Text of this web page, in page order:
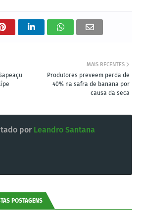
MAIS RECENTES
Produtores preveem perda de
40% na safra de banana por
causa da seca
por Leandro Santana
POSTAGENS